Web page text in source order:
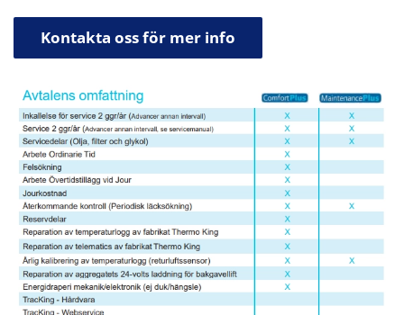
Kontakta oss för mer info